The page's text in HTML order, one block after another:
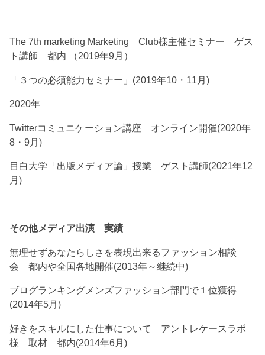
The 7th marketing Marketing Club様主催セミナー ゲス
ト講師 都内 （2019年9月）
「３つの必須能力セミナー」(2019年10・11月)
2020年
Twitterコミュニケーション講座 オンライン開催(2020年
8・9月)
目白大学「出版メディア論」授業 ゲスト講師(2021年12
月)
その他メディア出演 実績
無理せずあなたらしさを表現出来るファッション相談
会 都内や全国各地開催(2013年～継続中)
ブログランキングメンズファッション部門で１位獲得
(2014年5月)
好きをスキルにした仕事について アントレケースラボ
様 取材 都内(2014年6月)